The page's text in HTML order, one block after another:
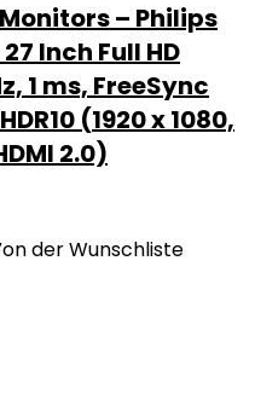
– Philips
Inch Full HD
1 ms, FreeSync
(1920 x 1080,
2.0)
der Wunschliste